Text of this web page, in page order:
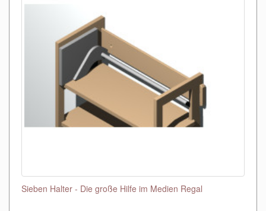
Sieben Halter - Die große Hilfe im Medien Regal